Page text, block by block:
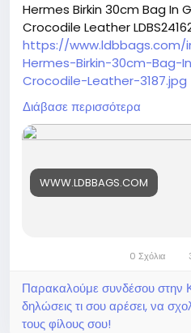
Hermes Birkin 30cm Bag In
Crocodile Leather
https://
Hermes-Birkin-30cm-Bag-
Crocodile-Leather-3187.jpg
https://www.ldbbags.com/
bag-in-green-embossed-
ldbs241620
Διάβασε περισσότερα
WWW.LDBBAGS.COM
0 Σχόλια
Παρακαλούμε συνδέσου στην
δηλώσεις τι σου αρέσει, να
τους φίλους σου!